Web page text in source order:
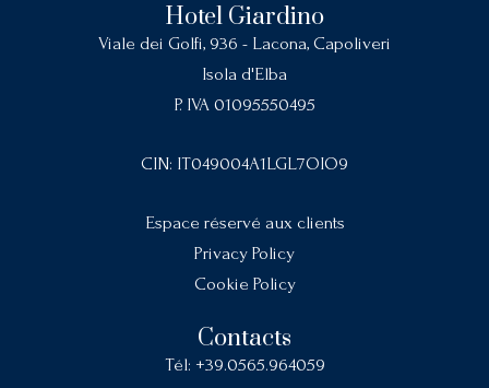
Hotel Giardino
Viale dei Golfi, 936 - Lacona, Capoliveri
Isola d'Elba
P. IVA 01095550495
CIN: IT049004A1LGL7OIO9
Espace réservé aux clients
Privacy Policy
Cookie Policy
Contacts
Tél: +39.0565.964059